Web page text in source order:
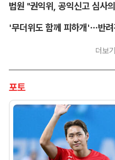
법원 "권익위, 공익신고 심사
더보
포토